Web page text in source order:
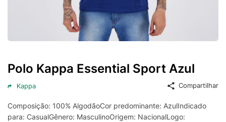
Polo Kappa Essential Sport Azul
Kappa Compartilhar
Composição: 100% AlgodãoCor predominante: AzulIndicado
para: CasualGênero: MasculinoOrigem: NacionalLogo: